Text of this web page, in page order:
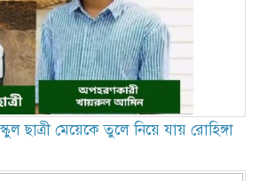
ছাত্রী মেয়েকে তুলে নিয়ে যায় রোহিঙ্গা